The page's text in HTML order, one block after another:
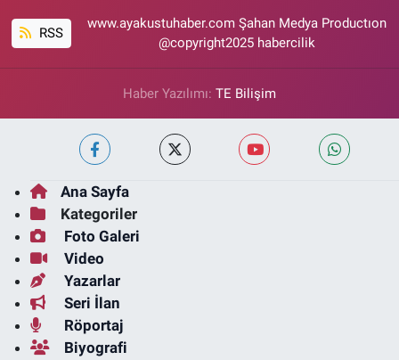
RSS
www.ayakustuhaber.com Şahan Medya Productıon
@copyright2025 habercilik
Haber Yazılımı: TE Bilişim
Ana Sayfa
Kategoriler
Foto Galeri
Video
Yazarlar
Seri İlan
Röportaj
Biyografi